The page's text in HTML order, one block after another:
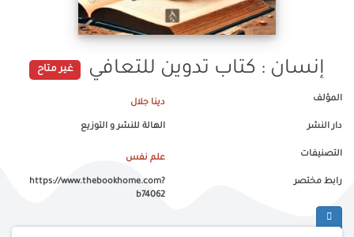
إنسان : كتاب تدوين للتعافي غير متاح
المؤلف دينا جلال
دار النشر الهالة للنشر و التوزيع
التصنيفات علم نفس
رابط مختصر
https://www.thebookhome.com?
b74062